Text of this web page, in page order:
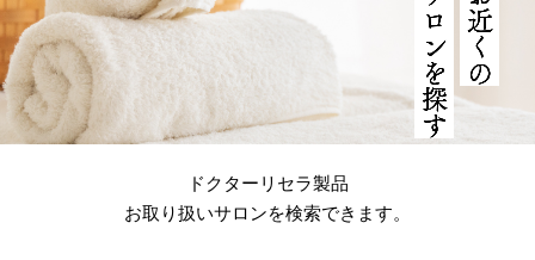
角質ケア｜ポレーシ
ョン
毛穴洗浄
毛穴洗浄＆リフトア
お近くの
サロンを探す
ドクターリセラ製品
お取り扱いサロンを検索できます。